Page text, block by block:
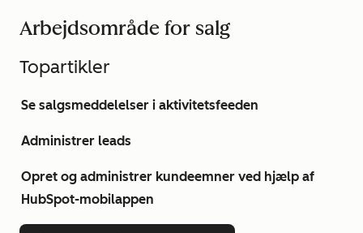
Arbejdsområde for salg
Topartikler
Se salgsmeddelelser i aktivitetsfeeden
Administrer leads
Opret og administrer kundeemner ved hjælp af
HubSpot-mobilappen